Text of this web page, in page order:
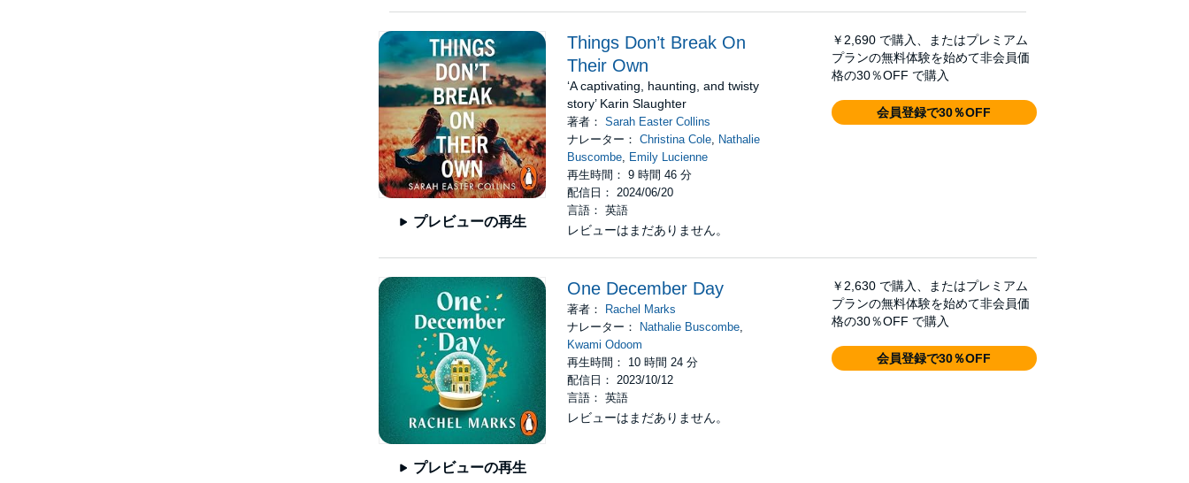
プレビューの再生
Things Don’t Break On
Their Own
‘A captivating, haunting, and twisty
story’ Karin Slaughter
著者：Sarah Easter Collins
ナレーター：Christina Cole
Nathalie
Buscombe
Emily Lucienne
再生時間： 9 時間 46 分
配信日： 2024/06/20
言語： 英語
レビューはまだありません。
￥2,690 で購入、またはプレミアム
プランの無料体験を始めて非会員価
格の30％OFF で購入
会員登録で30％OFF
プレビューの再生
One December Day
著者：
Rachel Marks
ナレーター：
Nathalie Buscombe
Kwami Odoom
再生時間： 10 時間 24 分
配信日： 2023/10/12
言語： 英語
レビューはまだありません。
￥2,630 で購入、またはプレミアム
プランの無料体験を始めて非会員価
格の30％OFF で購入
会員登録で30％OFF